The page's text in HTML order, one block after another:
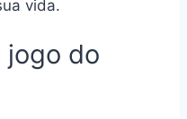
vida.
jogo do